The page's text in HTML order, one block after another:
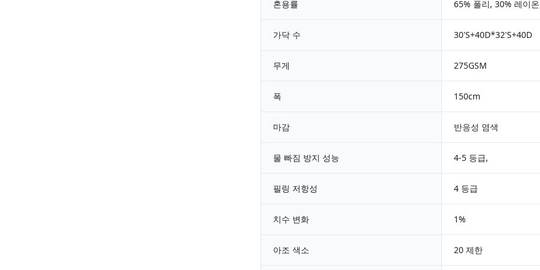
혼용률 65% 폴리, 30% 레이
가닥 수 30'S+40D*32'S+40D
무게 275GSM
폭 150cm
마감 반응성 염색
물 빠짐 방지 성능 4-5 등급,
필링 저항성 4 등급
치수 변화 1%
아조 색소 20 제한